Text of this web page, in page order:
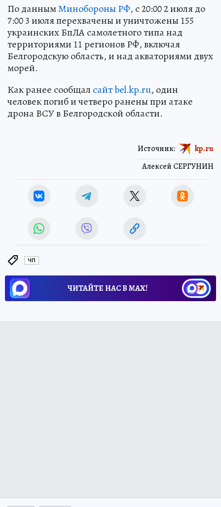
По даннымМинобороны РФ, с 20:00 2 июля до
7:00 3 июля перехвачены и уничтожены 155
украинских БпЛА самолетного типа над
территориями 11 регионов РФ, включая
Белгородскую область, и над акваториями двух
морей.
Как ранее сообщал сайт bel.kp.ru, один
человек погиб и четверо ранены при атаке
дрона ВСУ в Белгородской области.
Алексей СЕРГУНИН
Источник: kp.ru
ЧП
ЧИТАЙТЕ НАС В МАХ!